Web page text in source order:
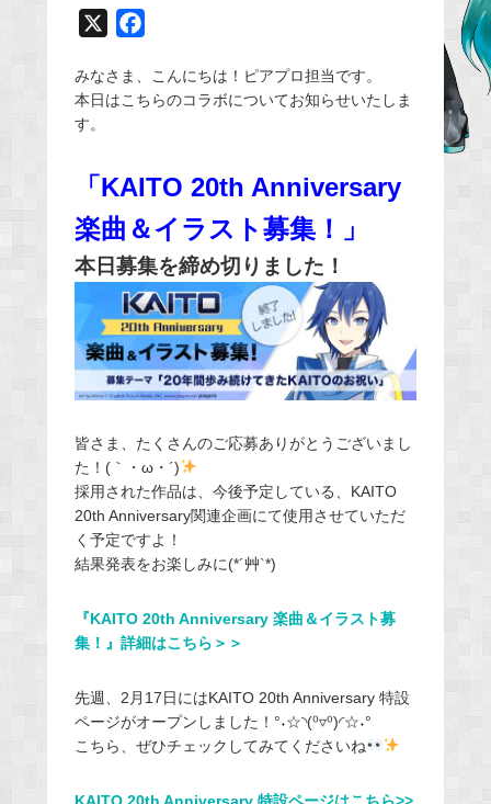
c
e
o
k
みなさま、こんにちは！ピアプロ担当です。
本日はこちらのコラボについてお知らせいたしま
す。
「KAITO 20th Anniversary
楽曲＆イラスト募集！」
本日募集を締め切りました！
皆さま、たくさんのご応募ありがとうございまし
た！(｀・ω・´)
採用された作品は、今後予定している、KAITO
20th Anniversary関連企画にて使用させていただ
く予定ですよ！
結果発表をお楽しみに(*´艸`*)
『KAITO 20th Anniversary 楽曲＆イラスト募
集！』詳細はこちら＞＞
先週、2月17日にはKAITO 20th Anniversary 特設
ページがオープンしました！°˖☆◝(⁰▿⁰)◜☆˖°
こちら、ぜひチェックしてみてくださいね
KAITO 20th Anniversary 特設ページはこちら>>